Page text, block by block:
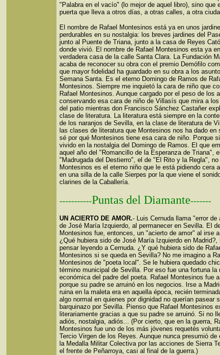
"Palabra en el vacío" (lo mejor de aquel libro), sino que
puerta que lleva a otros días, a otras calles, a otra
El nombre de Rafael Montesinos está ya en unos
perdurables en su nostalgia: los breves jardines del
junto al Puente de Triana, junto a la casa de Reyes
donde vivió. El nombre de Rafael Montesinos esta ya
verdadera casa de la calle Santa Clara. La Fundación
acaba de reconocer su obra con el premio Demófilo
que mayor fidelidad ha guardado en su obra a los
Semana Santa. Es el eterno Domingo de Ramos de
Montesinos. Siempre me inquietó la cara de niño que
Rafael Montesinos. Aunque cargado por el peso de los
conservando esa cara de niño de Villasís que mira a
del patio mientras don Francisco Sánchez Castañer
clase de literatura. La literatura está siempre en la
de los naranjos de Sevilla, en la clase de literatura de
las clases de literatura que Montesinos nos ha dado en
sé por qué Montesinos tiene esa cara de niño. Porque
vivido en la nostalgia del Domingo de Ramos. El que
aquel año del "Romancillo de la Esperanza de Triana",
"Madrugada del Destierro", el de "El Rito y la Regla",
Montesinos es el eterno niño que le está pidiendo cera
en una silla de la calle Sierpes por la que viene el
clarines de la Caballería.
-----------Puntas del Diamante-------
UN ACIERTO DE AMOR.- Luis Cernuda llama "error de
de José María Izquierdo, al permanecer en Sevilla. El
Montesinos fue, entonces, un "acierto de amor" al irse
¿Qué hubiera sido de José María Izquierdo en Madrid?,
pensar leyendo a Cernuda. ¿Y qué hubiera sido de
Montesinos si se queda en Sevilla? No me imagino a
Montesinos de "poeta local". Se le hubiera quedado
término municipal de Sevilla. Por eso fue una fortuna la
económica del padre del poeta. Rafael Montesinos fue
porque su padre se arruinó en los negocios. Irse a
ruina en la maleta era en aquella época, recién
algo normal en quienes por dignidad no querían pasear
barquinazo por Sevilla. Pienso que Rafael Montesinos
literariamente gracias a que su padre se arruinó. Si no
adiós, nostalgia, adiós... (Por cierto, que en la guerra,
Montesinos fue uno de los más jóvenes requetés
Tercio Virgen de los Reyes. Aunque nunca presumió de
la Medalla Militar Colectiva por las acciones de Sierra
el frente de Peñarroya, casi al final de la guerra.)